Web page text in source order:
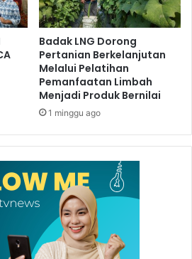
bentuk komitmen Badak LNG
wilayah operasi melalui
B3 berbasis masyarakat.
Relations Corporate
Badak LNG Bambang Eko
ini dapat dimanfaatkan
kelompok KSM Satimpo
mendukung kelancaran usaha
perekonomian.
Badak LNG Dorong
Pertanian Berkelanjutan
Melalui Pelatihan
Pemanfaatan Limbah
Menjadi Produk Bernilai
1 minggu ago